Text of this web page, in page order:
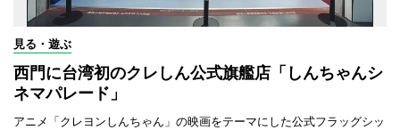
見る・遊ぶ
西門に台湾初のクレしん公式旗艦店「しんちゃんシ
ネマパレード」
アニメ「クレヨンしんちゃん」の映画をテーマにした公式フラッグシッ